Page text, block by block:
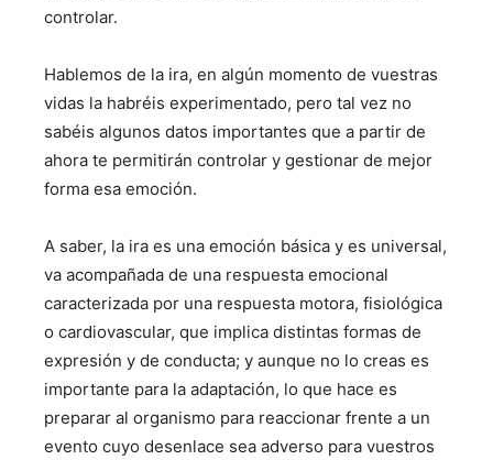
controlar.
Hablemos de la ira, en algún momento de vuestras
vidas la habréis experimentado, pero tal vez no
sabéis algunos datos importantes que a partir de
ahora te permitirán controlar y gestionar de mejor
forma esa emoción.
A saber, la ira es una emoción básica y es universal,
va acompañada de una respuesta emocional
caracterizada por una respuesta motora, fisiológica
o cardiovascular, que implica distintas formas de
expresión y de conducta; y aunque no lo creas es
importante para la adaptación, lo que hace es
preparar al organismo para reaccionar frente a un
evento cuyo desenlace sea adverso para vuestros